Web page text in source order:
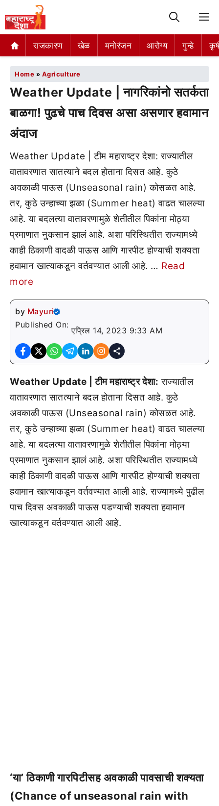
राजकारण खेळ मनोरंजन आरोग्य गुन्हे
Home » Agriculture
Weather Update | नागरिकांनो सतर्कता
बाळगा! पुढचे पाच दिवस असा असणार हवामान
अंदाज
Weather Update | टीम महाराष्ट्र देशा: राज्यातील
वातावरणात सातत्याने बदल होताना दिसत आहे. कुठे
अवकाळी पाऊस (Unseasonal rain) कोसळत आहे.
तर, कुठे उन्हाच्या झळा (Summer heat) वाढत चालल्या
आहे. या बदलत्या वातावरणामुळे शेतीतील पिकांना मोठ्या
प्रमाणात नुकसान झालं आहे. अशा परिस्थितीत राज्यामध्ये
काही ठिकाणी वादळी पाऊस आणि गारपीट होण्याची शक्यता
हवामान खात्याकडून वर्तवण्यात आली आहे. … Read
more
by Mayuri
Published On:
एप्रिल 14, 2023 9:33 AM
Weather Update | टीम महाराष्ट्र देशा: राज्यातील
वातावरणात सातत्याने बदल होताना दिसत आहे. कुठे
अवकाळी पाऊस (Unseasonal rain) कोसळत आहे.
तर, कुठे उन्हाच्या झळा (Summer heat) वाढत चालल्या
आहे. या बदलत्या वातावरणामुळे शेतीतील पिकांना मोठ्या
प्रमाणात नुकसान झालं आहे. अशा परिस्थितीत राज्यामध्ये
काही ठिकाणी वादळी पाऊस आणि गारपीट होण्याची शक्यता
हवामान खात्याकडून वर्तवण्यात आली आहे. राज्यामध्ये पुढील
पाच दिवस अवकाळी पाऊस पडण्याची शक्यता हवामान
खात्याकडून वर्तवण्यात आली आहे.
‘या’ ठिकाणी गारपिटीसह अवकाळी पावसाची शक्यता
(Chance of unseasonal rain with